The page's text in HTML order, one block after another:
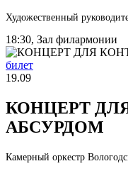
Художественный
18:30, Зал филармонии
билет
19.09
КОНЦЕРТ
АБСУРДОМ
Камерный оркестр